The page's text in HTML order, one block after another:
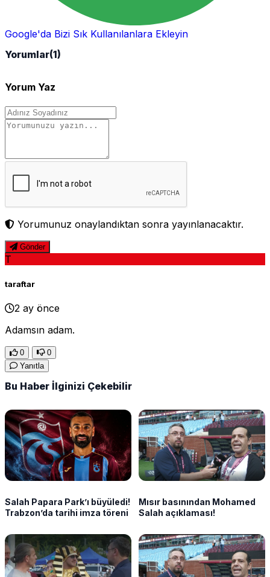
Google'da Bizi Sık Kullanılanlara Ekleyin
Yorumlar(1)
Yorum Yaz
Yorumunuz onaylandıktan sonra yayınlanacaktır.
Gönder
T
taraftar
2 ay önce
Adamsın adam.
0
0
Yanıtla
Bu Haber İlginizi Çekebilir
Salah Papara Park’ı büyüledi!
Trabzon’da tarihi imza töreni
Mısır basınından Mohamed
Salah açıklaması!